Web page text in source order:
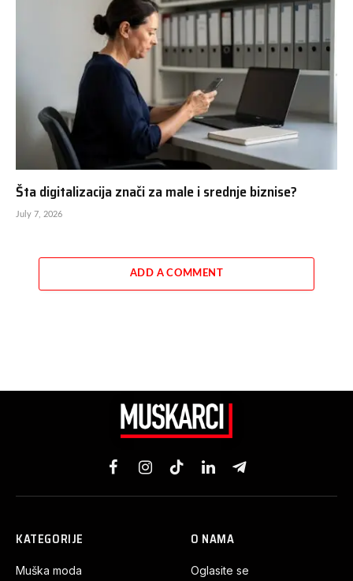
Šta digitalizacija znači za male i srednje biznise?
July 7, 2026
ADD A COMMENT
FacebookInstagramTikTokLinkedInTelegram
KATEGORIJE
Muška moda
O NAMA
Oglasite se